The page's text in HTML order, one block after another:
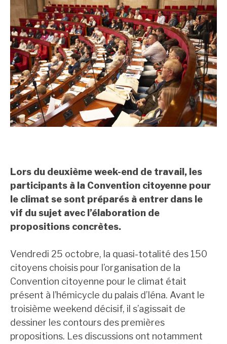
Lors du deuxième week-end de travail, les
participants à la Convention citoyenne pour
le climat se sont préparés à entrer dans le
vif du sujet avec l’élaboration de
propositions concrètes.
Vendredi 25 octobre, la quasi-totalité des 150
citoyens choisis pour l’organisation de la
Convention citoyenne pour le climat était
présent à l’hémicycle du palais d’Iéna. Avant le
troisième weekend décisif, il s’agissait de
dessiner les contours des premières
propositions. Les discussions ont notamment